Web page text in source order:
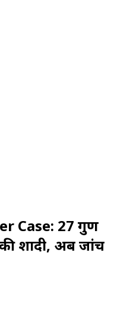
Case: 27 गुण
शादी, अब जांच